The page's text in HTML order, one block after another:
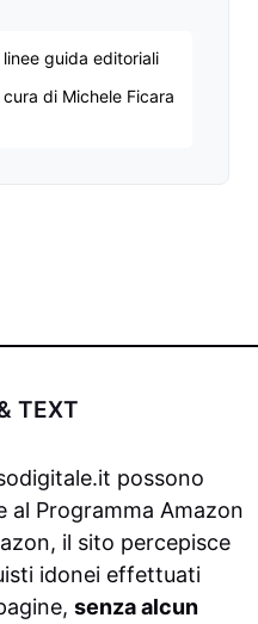
guida editoriali
di Michele Ficara
TEXT
possono
al Programma Amazon
il sito percepisce
idonei effettuati
senza alcun